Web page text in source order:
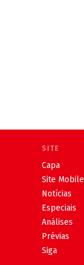
SITE
Capa
Site Mobile
Notícias
Especiais
Análises
Prévias
Siga